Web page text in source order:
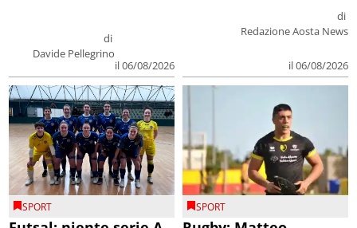
di
Davide Pellegrino
il 06/08/2026
di
Redazione Aosta News
il 06/08/2026
SPORT SPORT